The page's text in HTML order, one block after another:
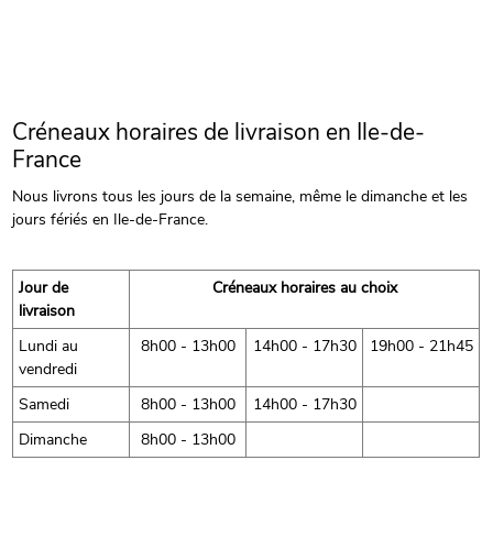
Créneaux horaires de livraison en Ile-de-
France
Nous livrons tous les jours de la semaine, même le dimanche et les
jours fériés en Ile-de-France.
Jour de
livraison
Créneaux horaires au choix
Lundi au
vendredi
8h00 - 13h00 14h00 - 17h30 19h00 - 21h45
Samedi 8h00 - 13h00
14h00 - 17h30
Dimanche
8h00 - 13h00